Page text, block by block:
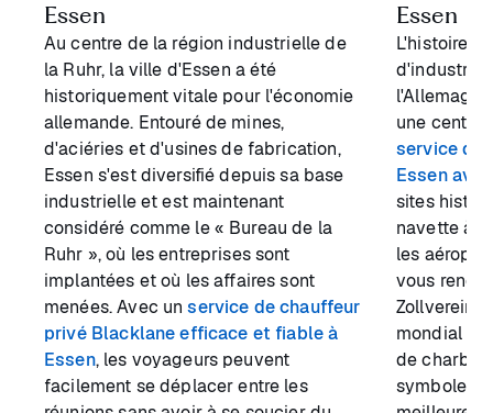
Essen
Au centre de la région industrielle de
la Ruhr, la ville d'Essen a été
historiquement vitale pour l'économie
allemande. Entouré de mines,
d'aciéries et d'usines de fabrication,
Essen s'est diversifié depuis sa base
industrielle et est maintenant
considéré comme le « Bureau de la
Ruhr », où les entreprises sont
implantées et où les affaires sont
menées. Avec unservice de chauffeur
privé Blacklane efficace et fiable à
Essen, les voyageurs peuvent
facilement se déplacer entre les
Essen
L'histoire
d'industrie
une
service de
Essen
sites
navette à
les
vous
Zollverein,
mondial de
de
symbole